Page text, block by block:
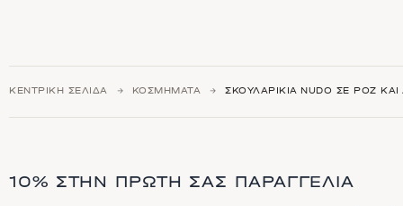
ΚΕΝΤΡΙΚΉ ΣΕΛΊΔΑ ΚΟΣΜΉΜΑΤΑ ΣΚΟΥΛΑΡΊΚΙΑ NUDO ΣΕ ΡΟΖ
10% ΣΤΗΝ ΠΡΏΤΗ ΣΑΣ ΠΑΡΑΓΓΕΛΊΑ